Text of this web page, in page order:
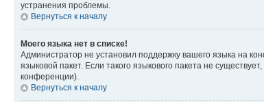
устранения проблемы.
Вернуться к началу
Моего языка нет в списке!
Администратор не установил поддержку вашего языка на
языковой пакет. Если такого языкового пакета не
конференции).
Вернуться к началу